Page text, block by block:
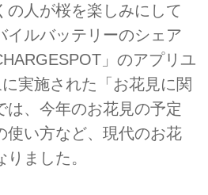
の人が桜を楽しみにして
イルバッテリーのシェア
」のアプリユ
実施された「お花見に関
は、今年のお花見の予定
使い方など、現代のお花
ました。